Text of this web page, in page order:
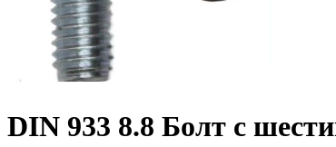
DIN 933 8.8 Болт с